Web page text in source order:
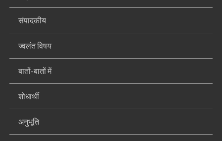
संपादकीय
ज्वलंत विषय
बातों-बातों में
शोधार्थी
अनुभूति